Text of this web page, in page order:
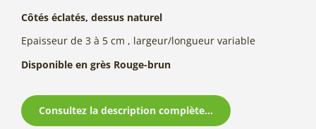
Côtés éclatés, dessus naturel
Epaisseur de 3 à 5 cm , largeur/longueur variable
Disponible en grès Rouge-brun
Consultez la description complète...